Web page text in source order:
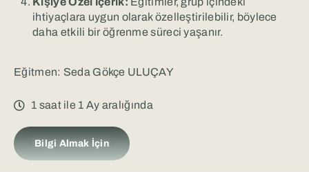
ihtiyaçlara uygun olarak özelleştirilebilir, böylece
daha etkili bir öğrenme süreci yaşanır.
Eğitmen: Seda Gökçe ULUÇAY
1 saat ile 1 Ay aralığında
Bilgi Almak İçin